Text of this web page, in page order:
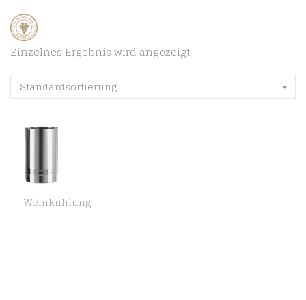
Einzelnes Ergebnis wird angezeigt
Standardsortierung
Weinkühlung